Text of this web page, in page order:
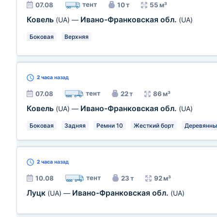
07.08 тент 10 т 55 м³
Ковель (UA) — Ивано-Франковская обл. (UA)
Боковая Верхняя
2 часа назад
07.08 тент 22 т 86 м³
Ковель (UA) — Ивано-Франковская обл. (UA)
Боковая Задняя Ремни 10 Жесткий борт
2 часа назад
10.08 тент 23 т 92 м³
Луцк (UA) — Ивано-Франковская обл. (UA)